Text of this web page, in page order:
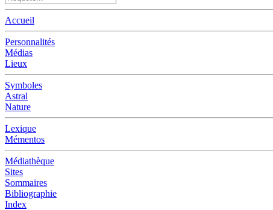
Accueil
Personnalités
Médias
Lieux
Symboles
Astral
Nature
Lexique
Mémentos
Médiathèque
Sites
Sommaires
Bibliographie
Index